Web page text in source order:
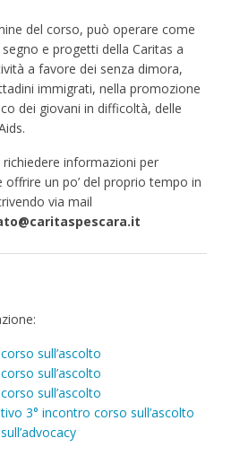
del corso, può operare come
e progetti della Caritas a
a favore dei senza dimora,
immigrati, nella promozione
dei giovani in difficoltà, delle
richiedere informazioni per
un po’ del proprio tempo in
via mail
sull’ascolto
sull’ascolto
sull’ascolto
3° incontro corso sull’ascolto